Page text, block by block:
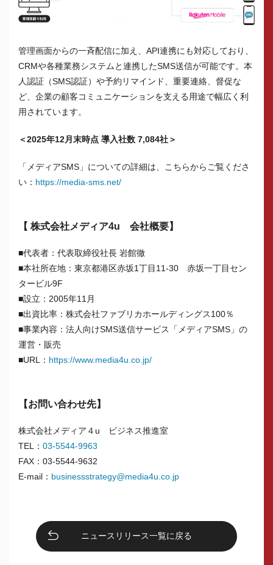
管理画面からの一斉配信に加え、API連携にも対応しており、
CRMや各種業務システムと連携したSMS送信が可能です。本
人認証（SMS認証）や予約リマインド、重要連絡、督促な
ど、企業の顧客コミュニケーションを支える用途で幅広く利
用されています。
＜2025年12月末時点 導入社数 7,084社＞
「メディアSMS」についての詳細は、こちらからご覧くださ
い： https://media-sms.net/
【 株式会社メディア4u 会社概要】
■代表者：代表取締役社長 岩館徹
■本社所在地：東京都港区赤坂1丁目11-30 赤坂一丁目セン
タービル9F
■設立：2005年11月
■出資比率：株式会社ファブリカホールディングス100％
■事業内容：法人向けSMS送信サービス「メディアSMS」の
運営・販売
■URL： https://www.media4u.co.jp/
【お問い合わせ先】
株式会社メディア４u ビジネス推進室
TEL： 03-5544-9963
FAX：03-5544-9632
E-mail： businessstrategy@media4u.co.jp
ニュースリリース一覧に戻る